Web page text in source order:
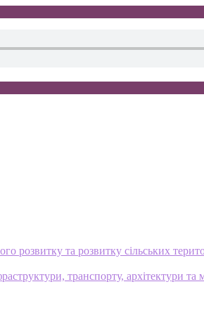
розвитку та розвитку сільських
транспорту, архітектури та